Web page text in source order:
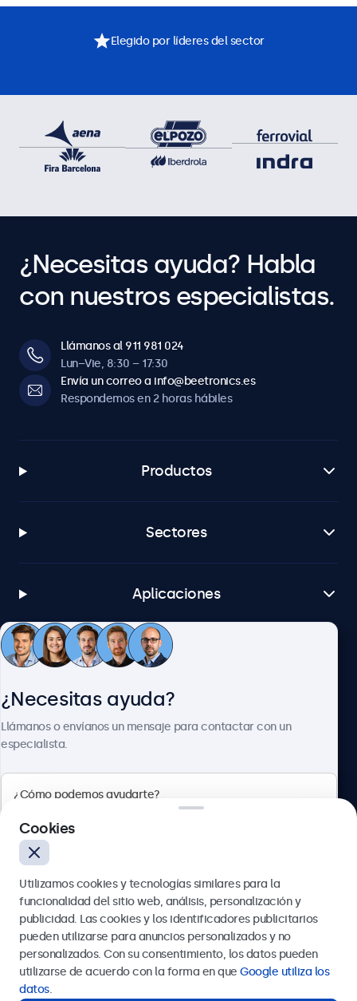
Elegido por líderes del sector
¿Necesitas ayuda? Habla
con nuestros especialistas.
Llámanos al 911 981 024
Lun–Vie, 8:30 – 17:30
Envía un correo a info@beetronics.es
Respondemos en 2 horas hábiles
Productos
Sectores
Aplicaciones
Atención al cliente
4.8/5 la valoración de 5000+ empresas
Español
¿Necesitas ayuda?
Llámanos o envíanos un mensaje para contactar con un
especialista.
Enviar
Cookies
Utilizamos cookies y tecnologías similares para la
funcionalidad del sitio web, análisis, personalización y
publicidad. Las cookies y los identificadores publicitarios
pueden utilizarse para anuncios personalizados y no
personalizados. Con su consentimiento, los datos pueden
utilizarse de acuerdo con la forma en que Google utiliza los
datos.